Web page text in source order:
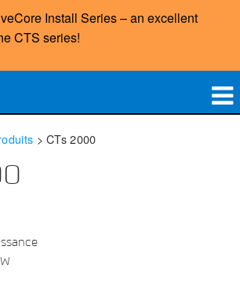
Install Series – an excellent
CTS series!
>CTs 2000